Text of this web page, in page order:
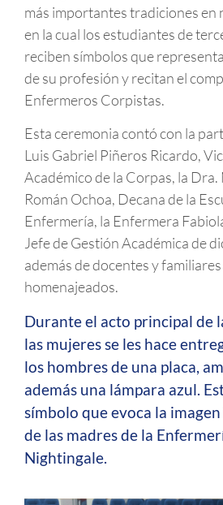
más importantes tradiciones
en la cual los estudiantes de
reciben símbolos que
de su profesión y recitan el
Enfermeros Corpistas.
Esta ceremonia contó con la
Luis Gabriel Piñeros Ricardo,
Académico de la Corpas, la
Román Ochoa, Decana de la
Enfermería, la Enfermera
Jefe de Gestión Académica de
además de docentes y
homenajeados.
Durante el acto principal de
las mujeres se les hace
los hombres de una placa,
además una lámpara azul.
símbolo que evoca la
de las madres de la
Nightingale.